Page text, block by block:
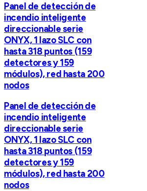
Panel de detección de
incendio inteligente
direccionable serie
ONYX, 1 lazo SLC con
hasta 318 puntos (159
detectores y 159
módulos), red hasta 200
nodos
Panel de detección de
incendio inteligente
direccionable serie
ONYX, 1 lazo SLC con
hasta 318 puntos (159
detectores y 159
módulos), red hasta 200
nodos